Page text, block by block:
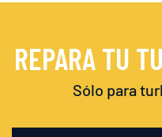
REPARA TU
Sólo para